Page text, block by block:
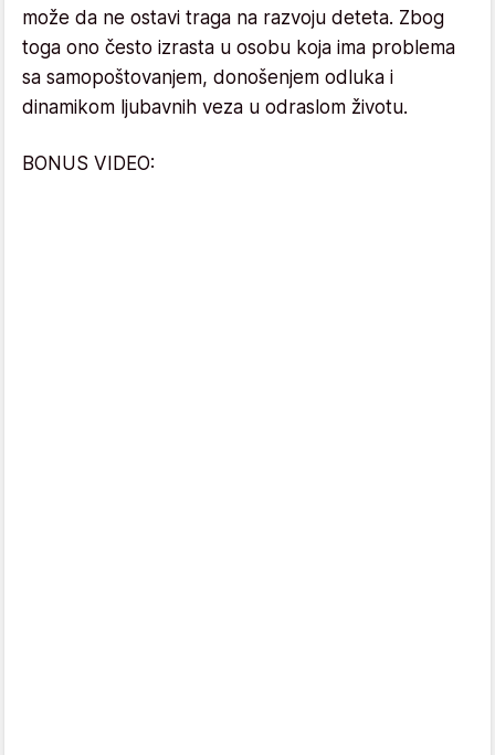
može da ne ostavi traga na razvoju deteta. Zbog
toga ono često izrasta u osobu koja ima problema
sa samopoštovanjem, donošenjem odluka i
dinamikom ljubavnih veza u odraslom životu.
BONUS VIDEO: